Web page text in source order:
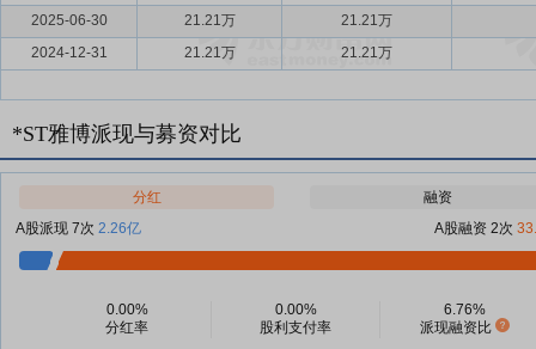
2025-06-30 21.21万
21.21万
2024-12-31
21.21万 21.21万
*ST雅博派现与募资对比
分红
融资
A股派现 7次 2.26亿 A股融资 2次
0.00%
分红率
0.00%
股利支付率
6.76%
派现融资比